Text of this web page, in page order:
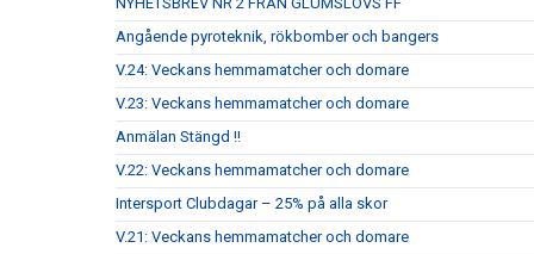
Angående pyroteknik, rökbomber och bangers
V.24: Veckans hemmamatcher och domare
V.23: Veckans hemmamatcher och domare
Anmälan Stängd !!
V.22: Veckans hemmamatcher och domare
Intersport Clubdagar – 25% på alla skor
V.21: Veckans hemmamatcher och domare